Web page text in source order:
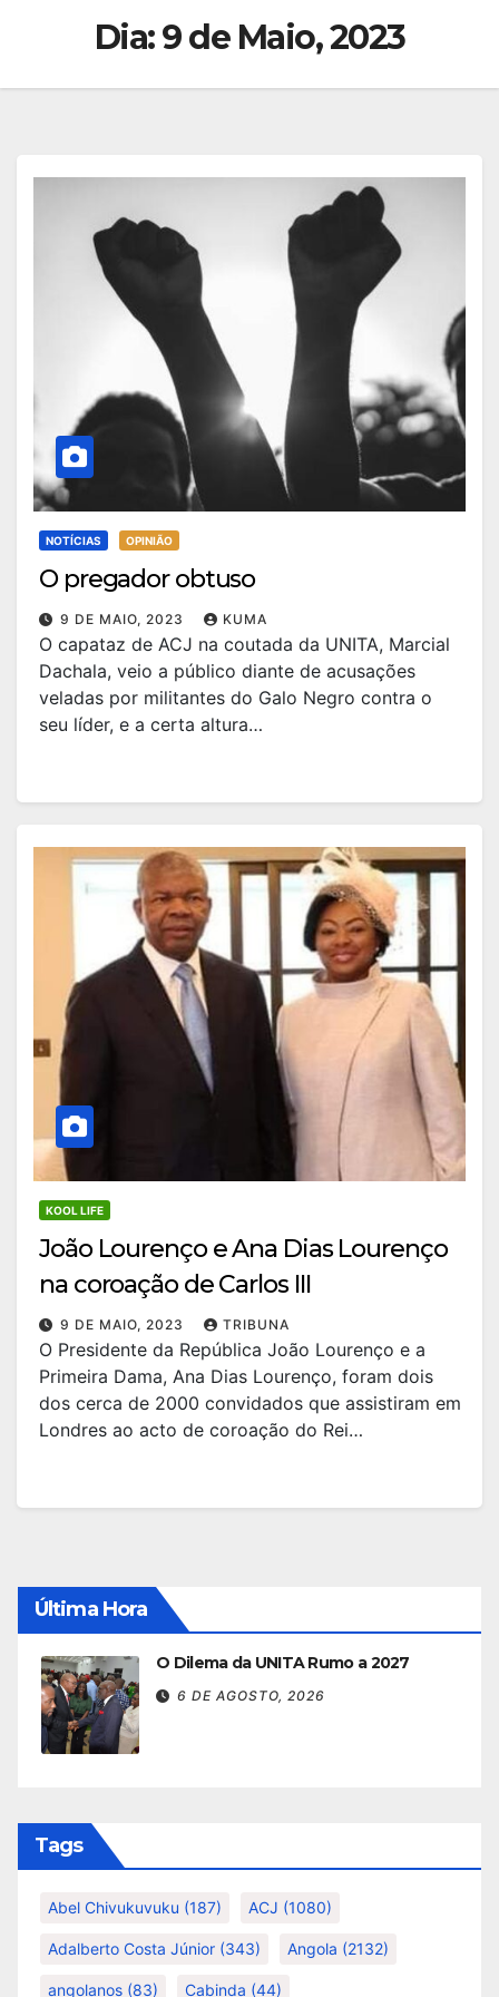
Dia:9 de Maio, 2023
NOTÍCIAS OPINIÃO
O pregador obtuso
9 DE MAIO, 2023 KUMA
O capataz de ACJ na coutada da UNITA, Marcial
Dachala, veio a público diante de acusações
veladas por militantes do Galo Negro contra o
seu líder, e a certa altura…
KOOL LIFE
João Lourenço e Ana Dias Lourenço
na coroação de Carlos III
9 DE MAIO, 2023 TRIBUNA
O Presidente da República João Lourenço e a
Primeira Dama, Ana Dias Lourenço, foram dois
dos cerca de 2000 convidados que assistiram em
Londres ao acto de coroação do Rei…
Última Hora
O Dilema da UNITA Rumo a 2027
6 DE AGOSTO, 2026
Tags
Abel Chivukuvuku (187) ACJ (1080)
Adalberto Costa Júnior (343) Angola (2132)
angolanos (83) Cabinda (44)